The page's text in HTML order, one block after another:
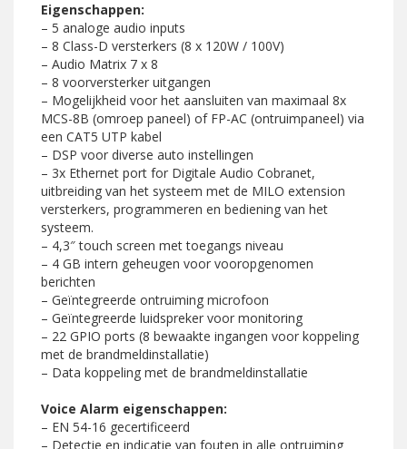
Eigenschappen:
– 5 analoge audio inputs
– 8 Class-D versterkers (8 x 120W / 100V)
– Audio Matrix 7 x 8
– 8 voorversterker uitgangen
– Mogelijkheid voor het aansluiten van maximaal 8x
MCS-8B (omroep paneel) of FP-AC (ontruimpaneel) via
een CAT5 UTP kabel
– DSP voor diverse auto instellingen
– 3x Ethernet port for Digitale Audio Cobranet,
uitbreiding van het systeem met de MILO extension
versterkers, programmeren en bediening van het
systeem.
– 4,3″ touch screen met toegangs niveau
– 4 GB intern geheugen voor vooropgenomen
berichten
– Geïntegreerde ontruiming microfoon
– Geïntegreerde luidspreker voor monitoring
– 22 GPIO ports (8 bewaakte ingangen voor koppeling
met de brandmeldinstallatie)
– Data koppeling met de brandmeldinstallatie
Voice Alarm eigenschappen:
– EN 54-16 gecertificeerd
– Detectie en indicatie van fouten in alle ontruiming